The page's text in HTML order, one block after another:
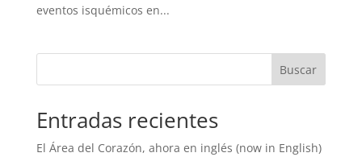
eventos isquémicos en...
Buscar
Entradas recientes
El Área del Corazón, ahora en inglés (now in English)